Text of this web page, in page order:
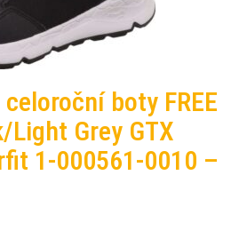
boty FREE
Light Grey GTX
1-000561-0010 –